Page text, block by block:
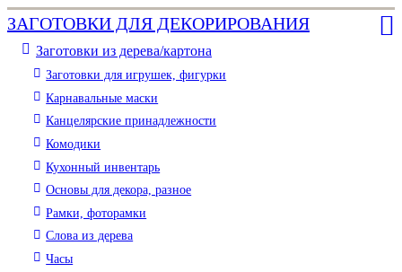
ЗАГОТОВКИ ДЛЯ ДЕКОРИРОВАНИЯ
Заготовки из дерева/картона
Заготовки для игрушек, фигурки
Карнавальные маски
Канцелярские принадлежности
Комодики
Кухонный инвентарь
Основы для декора, разное
Рамки, фоторамки
Слова из дерева
Часы